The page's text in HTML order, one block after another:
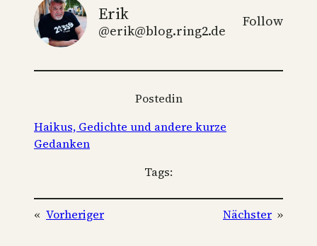
Erik
@erik@blog.ring2.de
Follow
Postedin
Haikus, Gedichte und andere kurze
Gedanken
Tags:
« Vorheriger Nächster »